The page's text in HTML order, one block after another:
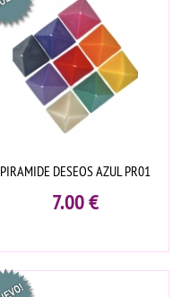
PIRAMIDE DESEOS AZUL PR01
7.00€